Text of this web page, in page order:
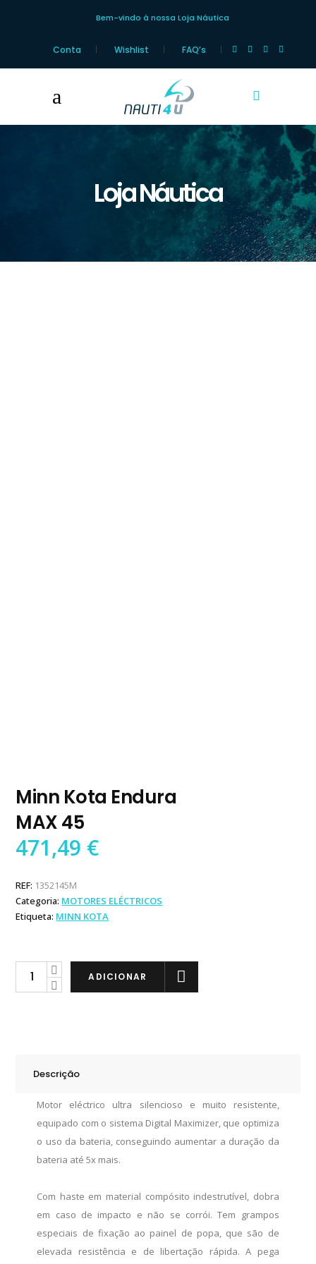
Bem-vindo à nossa Loja Náutica
Conta Wishlist FAQ’s
Loja Náutica
Minn Kota Endura
MAX 45
471,49 €
REF: 1352145M
Categoria: MOTORES ELÉCTRICOS
Etiqueta: MINN KOTA
Minn
ADICIONAR
Descrição
Motor eléctrico ultra silencioso e muito resistente,
equipado com o sistema Digital Maximizer, que optimiza
o uso da bateria, conseguindo aumentar a duração da
bateria até 5x mais.
Com haste em material compósito indestrutível, dobra
em caso de impacto e não se corrói. Tem grampos
especiais de fixação ao painel de popa, que são de
elevada resistência e de libertação rápida. A pega